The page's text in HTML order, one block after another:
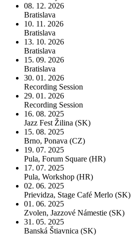
08. 12. 2026
Bratislava
10. 11. 2026
Bratislava
13. 10. 2026
Bratislava
15. 09. 2026
Bratislava
30. 01. 2026
Recording Session
29. 01. 2026
Recording Session
16. 08. 2025
Jazz Fest Žilina (SK)
15. 08. 2025
Brno, Ponava (CZ)
19. 07. 2025
Pula, Forum Square (HR)
17. 07. 2025
Pula, Workshop (HR)
02. 06. 2025
Prievidza, Stage Café Merlo (SK)
01. 06. 2025
Zvolen, Jazzové Námestie (SK)
31. 05. 2025
Banská Štiavnica (SK)